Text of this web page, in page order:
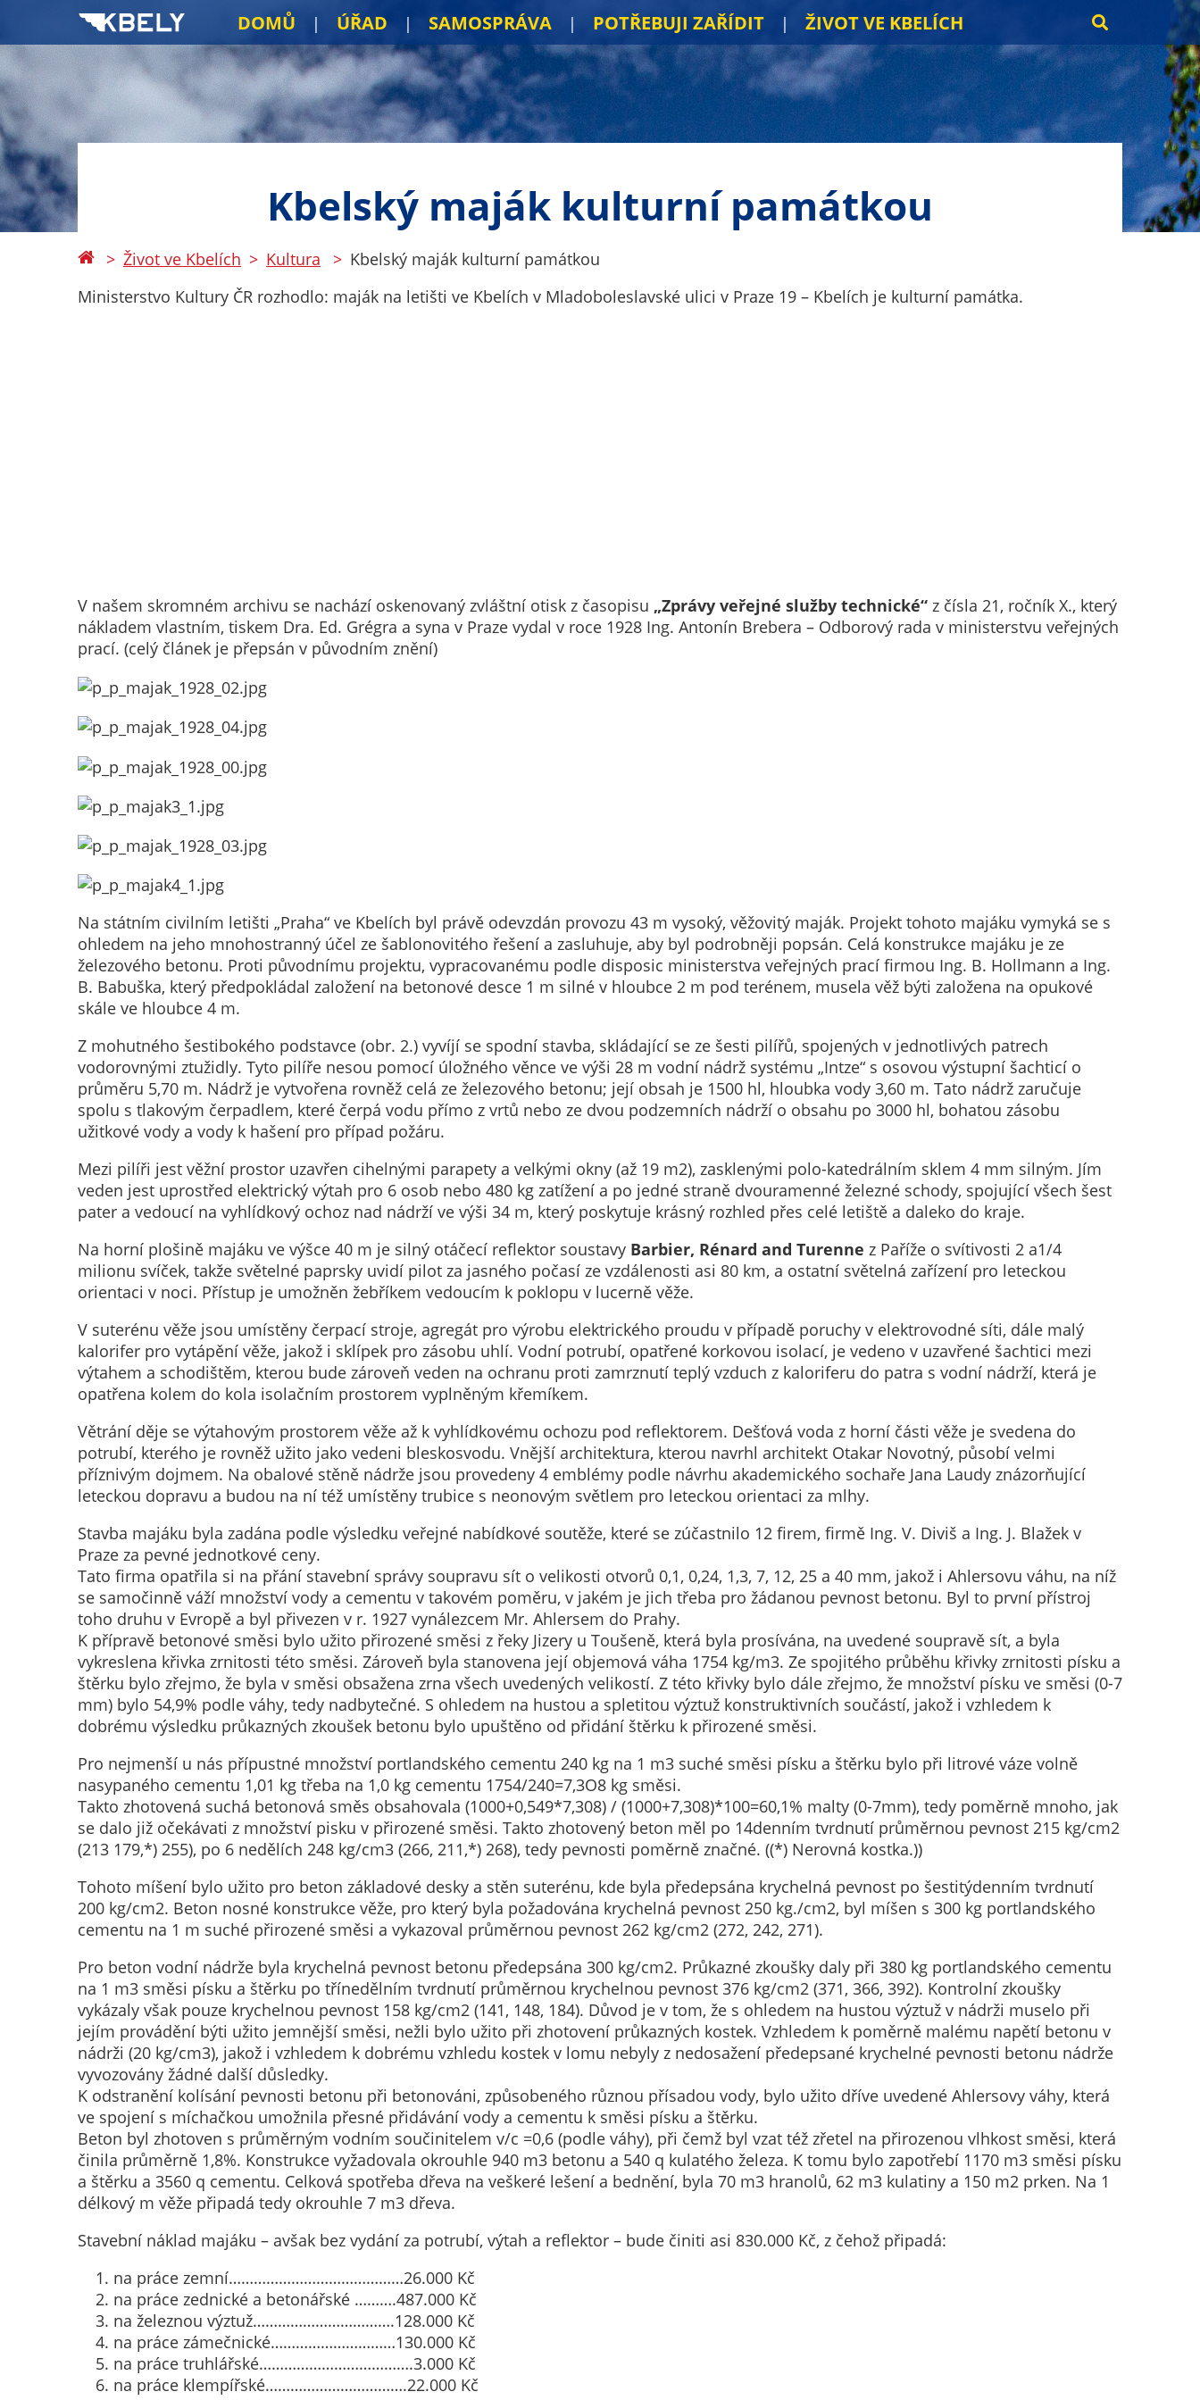
DOMŮ ÚŘAD SAMOSPRÁVA POTŘEBUJI ZAŘÍDIT ŽIVOT VE KBELÍCH
Kbelský maják kulturní památkou
Život ve Kbelích Kultura
Kbelský maják kulturní památkou
Ministerstvo Kultury ČR rozhodlo: maják na letišti ve Kbelích v Mladoboleslavské ulici v Praze 19 – Kbelích je kulturní památka.
V našem skromném archivu se nachází oskenovaný zvláštní otisk z časopisu „Zprávy veřejné služby technické“ z čísla 21, ročník X., který
nákladem vlastním, tiskem Dra. Ed. Grégra a syna v Praze vydal v roce 1928 Ing. Antonín Brebera – Odborový rada v ministerstvu veřejných
prací. (celý článek je přepsán v původním znění)
Na státním civilním letišti „Praha“ ve Kbelích byl právě odevzdán provozu 43 m vysoký, věžovitý maják. Projekt tohoto majáku vymyká se s
ohledem na jeho mnohostranný účel ze šablonovitého řešení a zasluhuje, aby byl podrobněji popsán. Celá konstrukce majáku je ze
železového betonu. Proti původnímu projektu, vypracovanému podle disposic ministerstva veřejných prací firmou Ing. B. Hollmann a Ing.
B. Babuška, který předpokládal založení na betonové desce 1 m silné v hloubce 2 m pod terénem, musela věž býti založena na opukové
skále ve hloubce 4 m.
Z mohutného šestibokého podstavce (obr. 2.) vyvíjí se spodní stavba, skládající se ze šesti pilířů, spojených v jednotlivých patrech
vodorovnými ztužidly. Tyto pilíře nesou pomocí úložného věnce ve výši 28 m vodní nádrž systému „Intze“ s osovou výstupní šachticí o
průměru 5,70 m. Nádrž je vytvořena rovněž celá ze železového betonu; její obsah je 1500 hl, hloubka vody 3,60 m. Tato nádrž zaručuje
spolu s tlakovým čerpadlem, které čerpá vodu přímo z vrtů nebo ze dvou podzemních nádrží o obsahu po 3000 hl, bohatou zásobu
užitkové vody a vody k hašení pro případ požáru.
Mezi pilíři jest věžní prostor uzavřen cihelnými parapety a velkými okny (až 19 m2), zasklenými polo-katedrálním sklem 4 mm silným. Jím
veden jest uprostřed elektrický výtah pro 6 osob nebo 480 kg zatížení a po jedné straně dvouramenné železné schody, spojující všech šest
pater a vedoucí na vyhlídkový ochoz nad nádrží ve výši 34 m, který poskytuje krásný rozhled přes celé letiště a daleko do kraje.
Na horní plošině majáku ve výšce 40 m je silný otáčecí reflektor soustavy Barbier, Rénard and Turenne z Paříže o svítivosti 2 a1/4
milionu svíček, takže světelné paprsky uvidí pilot za jasného počasí ze vzdálenosti asi 80 km, a ostatní světelná zařízení pro leteckou
orientaci v noci. Přístup je umožněn žebříkem vedoucím k poklopu v lucerně věže.
V suterénu věže jsou umístěny čerpací stroje, agregát pro výrobu elektrického proudu v případě poruchy v elektrovodné síti, dále malý
kalorifer pro vytápění věže, jakož i sklípek pro zásobu uhlí. Vodní potrubí, opatřené korkovou isolací, je vedeno v uzavřené šachtici mezi
výtahem a schodištěm, kterou bude zároveň veden na ochranu proti zamrznutí teplý vzduch z kaloriferu do patra s vodní nádrží, která je
opatřena kolem do kola isolačním prostorem vyplněným křemíkem.
Větrání děje se výtahovým prostorem věže až k vyhlídkovému ochozu pod reflektorem. Dešťová voda z horní části věže je svedena do
potrubí, kterého je rovněž užito jako vedeni bleskosvodu. Vnější architektura, kterou navrhl architekt Otakar Novotný, působí velmi
příznivým dojmem. Na obalové stěně nádrže jsou provedeny 4 emblémy podle návrhu akademického sochaře Jana Laudy znázorňující
leteckou dopravu a budou na ní též umístěny trubice s neonovým světlem pro leteckou orientaci za mlhy.
Stavba majáku byla zadána podle výsledku veřejné nabídkové soutěže, které se zúčastnilo 12 firem, firmě Ing. V. Diviš a Ing. J. Blažek v
Praze za pevné jednotkové ceny.
Tato firma opatřila si na přání stavební správy soupravu sít o velikosti otvorů 0,1, 0,24, 1,3, 7, 12, 25 a 40 mm, jakož i Ahlersovu váhu, na níž
se samočinně váží množství vody a cementu v takovém poměru, v jakém je jich třeba pro žádanou pevnost betonu. Byl to první přístroj
toho druhu v Evropě a byl přivezen v r. 1927 vynálezcem Mr. Ahlersem do Prahy.
K přípravě betonové směsi bylo užito přirozené směsi z řeky Jizery u Toušeně, která byla prosívána, na uvedené soupravě sít, a byla
vykreslena křivka zrnitosti této směsi. Zároveň byla stanovena její objemová váha 1754 kg/m3. Ze spojitého průběhu křivky zrnitosti písku a
štěrku bylo zřejmo, že byla v směsi obsažena zrna všech uvedených velikostí. Z této křivky bylo dále zřejmo, že množství písku ve směsi (0-7
mm) bylo 54,9% podle váhy, tedy nadbytečné. S ohledem na hustou a spletitou výztuž konstruktivních součástí, jakož i vzhledem k
dobrému výsledku průkazných zkoušek betonu bylo upuštěno od přidání štěrku k přirozené směsi.
Pro nejmenší u nás přípustné množství portlandského cementu 240 kg na 1 m3 suché směsi písku a štěrku bylo při litrové váze volně
nasypaného cementu 1,01 kg třeba na 1,0 kg cementu 1754/240=7,3O8 kg směsi.
Takto zhotovená suchá betonová směs obsahovala (1000+0,549*7,308) / (1000+7,308)*100=60,1% malty (0-7mm), tedy poměrně mnoho, jak
se dalo již očekávati z množství pisku v přirozené směsi. Takto zhotovený beton měl po 14denním tvrdnutí průměrnou pevnost 215 kg/cm2
(213 179,*) 255), po 6 nedělích 248 kg/cm3 (266, 211,*) 268), tedy pevnosti poměrně značné. ((*) Nerovná kostka.))
Tohoto míšení bylo užito pro beton základové desky a stěn suterénu, kde byla předepsána krychelná pevnost po šestitýdenním tvrdnutí
200 kg/cm2. Beton nosné konstrukce věže, pro který byla požadována krychelná pevnost 250 kg./cm2, byl míšen s 300 kg portlandského
cementu na 1 m suché přirozené směsi a vykazoval průměrnou pevnost 262 kg/cm2 (272, 242, 271).
Pro beton vodní nádrže byla krychelná pevnost betonu předepsána 300 kg/cm2. Průkazné zkoušky daly při 380 kg portlandského cementu
na 1 m3 směsi písku a štěrku po třínedělním tvrdnutí průměrnou krychelnou pevnost 376 kg/cm2 (371, 366, 392). Kontrolní zkoušky
vykázaly však pouze krychelnou pevnost 158 kg/cm2 (141, 148, 184). Důvod je v tom, že s ohledem na hustou výztuž v nádrži muselo při
jejím provádění býti užito jemnější směsi, nežli bylo užito při zhotovení průkazných kostek. Vzhledem k poměrně malému napětí betonu v
nádrži (20 kg/cm3), jakož i vzhledem k dobrému vzhledu kostek v lomu nebyly z nedosažení předepsané krychelné pevnosti betonu nádrže
vyvozovány žádné další důsledky.
K odstranění kolísání pevnosti betonu při betonováni, způsobeného různou přísadou vody, bylo užito dříve uvedené Ahlersovy váhy, která
ve spojení s míchačkou umožnila přesné přidávání vody a cementu k směsi písku a štěrku.
Beton byl zhotoven s průměrným vodním součinitelem v/c =0,6 (podle váhy), při čemž byl vzat též zřetel na přirozenou vlhkost směsi, která
činila průměrně 1,8%. Konstrukce vyžadovala okrouhle 940 m3 betonu a 540 q kulatého železa. K tomu bylo zapotřebí 1170 m3 směsi písku
a štěrku a 3560 q cementu. Celková spotřeba dřeva na veškeré lešení a bednění, byla 70 m3 hranolů, 62 m3 kulatiny a 150 m2 prken. Na 1
délkový m věže připadá tedy okrouhle 7 m3 dřeva.
Stavební náklad majáku – avšak bez vydání za potrubí, výtah a reflektor – bude činiti asi 830.000 Kč, z čehož připadá:
na práce zemní……………………………………26.000 Kč
na práce zednické a betonářské ……….487.000 Kč
na železnou výztuž…………………………….128.000 Kč
na práce zámečnické…………………………130.000 Kč
na práce truhlářské……………………………….3.000 Kč
na práce klempířské…………………………….22.000 Kč
nabízí.
Nepožadujeme
Váš souhlas s
Analytické
cookies
umožňují
měření
výkonu
našeho webu
kampaní.
Jejich pomocí
určujeme
počet návštěv
a zdroje
návštěv našich
internetových
stránek. Data
získaná
pomocí
zpracováváme
souhrnně, bez
použití
identifikátorů,
na konkrétní
našeho webu.
Pokud
vypnete
používání
analytických
cookies ve
vztahu k Vaší
návštěvě,
ztrácíme
možnost
analýzy
výkonu a
optimalizace
našich
opatření.
Personalizované
soubory cookie
Používáme rovněž
soubory cookie a
další technologie,
abychom
webové stránky
potřebám a
zájmům našich
návštěvníků.
cookies